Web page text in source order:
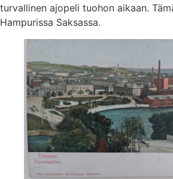
turvallinen ajopeli tuohon aikaan.
Hampurissa Saksassa.